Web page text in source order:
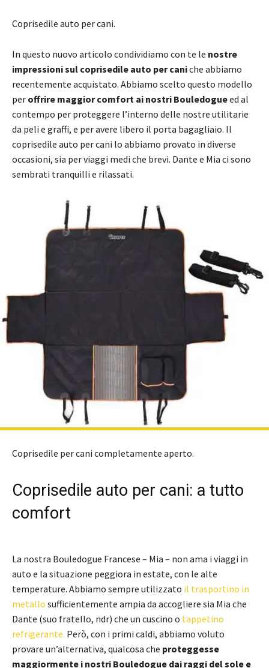
Coprisedile auto per cani.
In questo nuovo articolo condividiamo con te le nostre
impressioni sul coprisedile auto per caniche abbiamo
recentemente acquistato. Abbiamo scelto questo modello
per offrire maggior comfort ai nostri Bouledogueed al
contempo per proteggere l’interno delle nostre utilitarie
da peli e graffi, e per avere libero il porta bagagliaio. Il
coprisedile auto per cani lo abbiamo provato in diverse
occasioni, sia per viaggi medi che brevi. Dante e Mia ci sono
sembrati tranquilli e rilassati.
Coprisedile per cani completamente aperto.
Coprisedile auto per cani: a tutto
comfort
La nostra Bouledogue Francese – Mia – non ama i viaggi in
auto e la situazione peggiora in estate, con le alte
temperature. Abbiamo sempre utilizzato il trasportino in
metallo sufficientemente ampia da accogliere sia Mia che
Dante (suo fratello, ndr) che un cuscino o tappetino
refrigerante. Però, con i primi caldi, abbiamo voluto
provare un’alternativa, qualcosa che proteggesse
maggiormente i nostri Bouledogue dai raggi del sole e